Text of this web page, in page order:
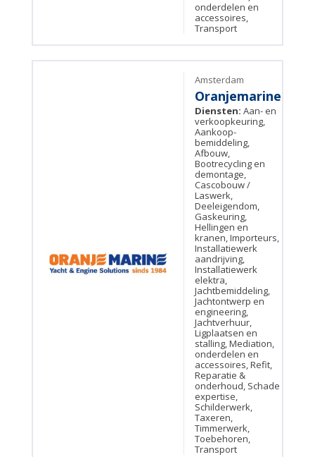
onderdelen en
accessoires,
Transport
Amsterdam
Oranjemarine
Diensten: Aan- en
verkoopkeuring,
Aankoop-
bemiddeling,
Afbouw,
Bootrecycling en
demontage,
Cascobouw /
Laswerk,
Deeleigendom,
Gaskeuring,
Hellingen en
kranen, Importeurs,
Installatiewerk
aandrijving,
Installatiewerk
elektra,
Jachtbemiddeling,
Jachtontwerp en
engineering,
Jachtverhuur,
Ligplaatsen en
stalling, Mediation,
onderdelen en
accessoires, Refit,
Reparatie &
onderhoud, Schade
expertise,
Schilderwerk,
Taxeren,
Timmerwerk,
Toebehoren,
Transport